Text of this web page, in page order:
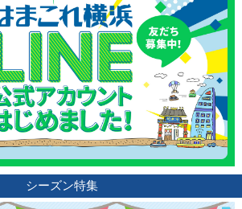
シーズン特集